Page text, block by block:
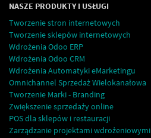
NASZE PRODUKTY I USŁUGI
Tworzenie stron internetowych
Tworzenie sklepów internetowych
Wdrożenia Odoo ERP
Wdrożenia Odoo CRM
Wdrożenia Automatyki eMarketingu
Omnichannel Sprzedaż Wielokanałowa
Tworzenie Marki - Branding
Zwiększenie sprzedaży online
POS dla sklepów i restauracji
Zarządzanie projektami wdrożeniowymi